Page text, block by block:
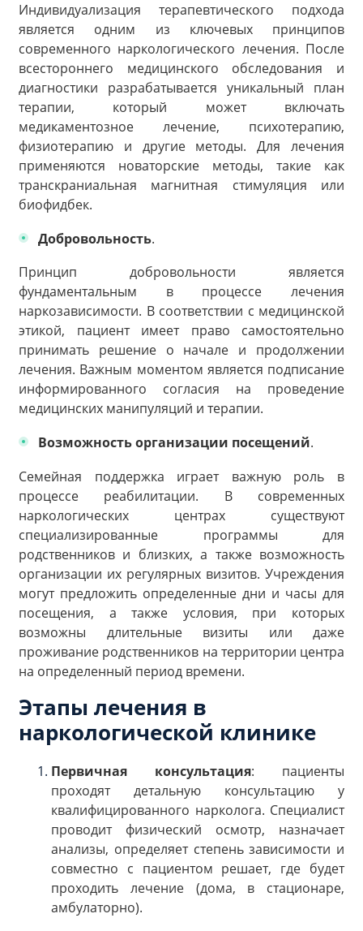
Индивидуализация терапевтического подхода
является одним из ключевых принципов
современного наркологического лечения. После
всестороннего медицинского обследования и
диагностики разрабатывается уникальный план
терапии, который может включать
медикаментозное лечение, психотерапию,
физиотерапию и другие методы. Для лечения
применяются новаторские методы, такие как
транскраниальная магнитная стимуляция или
биофидбек.
Добровольность.
Принцип добровольности является
фундаментальным в процессе лечения
наркозависимости. В соответствии с медицинской
этикой, пациент имеет право самостоятельно
принимать решение о начале и продолжении
лечения. Важным моментом является подписание
информированного согласия на проведение
медицинских манипуляций и терапии.
Возможность организации посещений.
Семейная поддержка играет важную роль в
процессе реабилитации. В современных
наркологических центрах существуют
специализированные программы для
родственников и близких, а также возможность
организации их регулярных визитов. Учреждения
могут предложить определенные дни и часы для
посещения, а также условия, при которых
возможны длительные визиты или даже
проживание родственников на территории центра
на определенный период времени.
Этапы лечения в
наркологической клинике
Первичная консультация: пациенты
проходят детальную консультацию у
квалифицированного нарколога. Специалист
проводит физический осмотр, назначает
анализы, определяет степень зависимости и
совместно с пациентом решает, где будет
проходить лечение (дома, в стационаре,
амбулаторно).